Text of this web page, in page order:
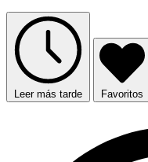
Leer más tarde Favoritos